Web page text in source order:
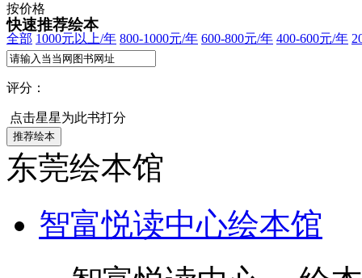
按价格
全部 1000元以上/年 800-1000元/年 600-800元/年 400-600元/年
快速推荐绘本
评分：
点击星星为此书打分
东莞绘本馆
智富悦读中心绘本馆